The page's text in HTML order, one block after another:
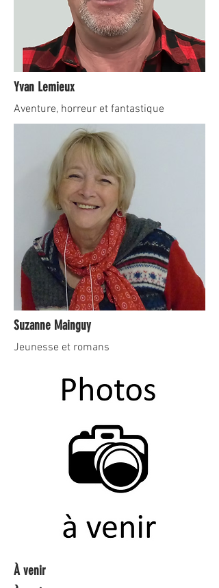
Yvan Lemieux
Aventure, horreur et fantastique
Suzanne Mainguy
Jeunesse et romans
À venir